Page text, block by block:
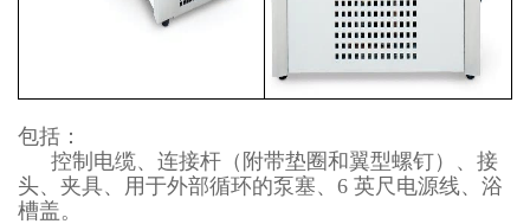
包括：
控制电缆、连接杆（附带垫圈和翼型螺钉）、接
头、夹具、用于外部循环的泵塞、6 英尺电源线、浴
槽盖。